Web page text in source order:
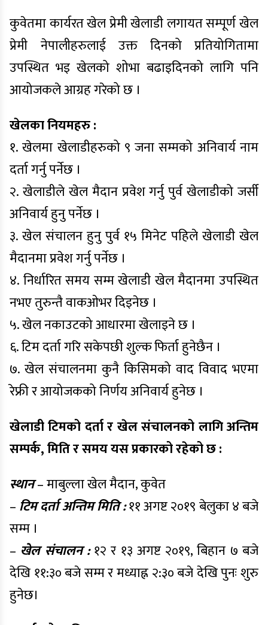
कुवेतमा कार्यरत खेल प्रेमी खेलाडी लगायत सम्पूर्ण खेल
प्रेमी नेपालीहरुलाई उक्त दिनको प्रतियोगितामा
उपस्थित भइ खेलको शोभा बढाइदिनको लागि पनि
आयोजकले आग्रह गरेको छ ।
खेलका नियमहरु :
१. खेलमा खेलाडीहरुको ९ जना सम्मको अनिवार्य नाम
दर्ता गर्नु पर्नेछ ।
२. खेलाडीले खेल मैदान प्रवेश गर्नु पुर्व खेलाडीको जर्सी
अनिवार्य हुनु पर्नेछ ।
३. खेल संचालन हुनु पुर्व १५ मिनेट पहिले खेलाडी खेल
मैदानमा प्रवेश गर्नु पर्नेछ ।
४. निर्धारित समय सम्म खेलाडी खेल मैदानमा उपस्थित
नभए तुरुन्तै वाकओभर दिइनेछ ।
५. खेल नकाउटको आधारमा खेलाइने छ ।
६. टिम दर्ता गरि सकेपछी शुल्क फिर्ता हुनेछैन ।
७. खेल संचालनमा कुनै किसिमको वाद विवाद भएमा
रेफ्री र आयोजकको निर्णय अनिवार्य हुनेछ ।
खेलाडी टिमको दर्ता र खेल संचालनको लागि अन्तिम
सम्पर्क, मिति र समय यस प्रकारको रहेको छ :
स्थान– माबुल्ला खेल मैदान, कुवेत
–टिम दर्ता अन्तिम मिति :११ अगष्ट २०१९ बेलुका ४ बजे
सम्म ।
– खेल संचालन :१२ र १३ अगष्ट २०१९, बिहान ७ बजे
देखि ११:३० बजे सम्म र मध्याह्न २:३० बजे देखि पुनः शुरु
हुनेछ।